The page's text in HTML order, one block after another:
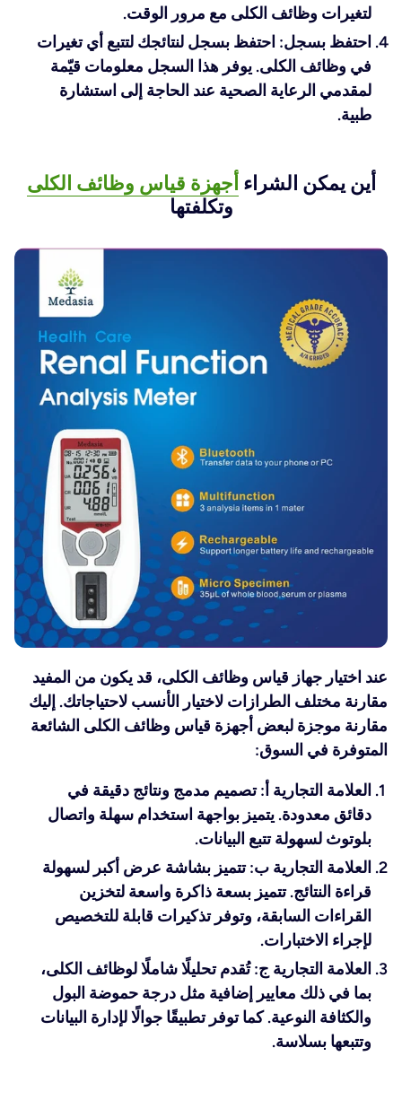
لتغيرات وظائف الكلى مع مرور الوقت.
احتفظ بسجل: احتفظ بسجل لنتائجك لتتبع أي تغيرات
في وظائف الكلى. يوفر هذا السجل معلومات قيّمة
لمقدمي الرعاية الصحية عند الحاجة إلى استشارة
طبية.
أين يمكن الشراء أجهزة قياس وظائف الكلى
وتكلفتها
عند اختيار جهاز قياس وظائف الكلى، قد يكون من المفيد
مقارنة مختلف الطرازات لاختيار الأنسب لاحتياجاتك. إليك
مقارنة موجزة لبعض أجهزة قياس وظائف الكلى الشائعة
المتوفرة في السوق:
العلامة التجارية أ: تصميم مدمج ونتائج دقيقة في
دقائق معدودة. يتميز بواجهة استخدام سهلة واتصال
بلوتوث لسهولة تتبع البيانات.
العلامة التجارية ب: تتميز بشاشة عرض أكبر لسهولة
قراءة النتائج. تتميز بسعة ذاكرة واسعة لتخزين
القراءات السابقة، وتوفر تذكيرات قابلة للتخصيص
لإجراء الاختبارات.
العلامة التجارية ج: تُقدم تحليلًا شاملًا لوظائف الكلى،
بما في ذلك معايير إضافية مثل درجة حموضة البول
والكثافة النوعية. كما توفر تطبيقًا جوالًا لإدارة البيانات
وتتبعها بسلاسة.